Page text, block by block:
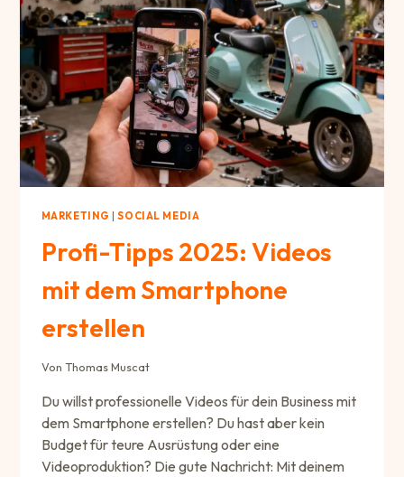
SELBST
DIE
NEGATIVEN
MARKETING |SOCIAL MEDIA
Profi-Tipps 2025: Videos
mit dem Smartphone
erstellen
Von Thomas Muscat
Du willst professionelle Videos für dein Business mit
dem Smartphone erstellen? Du hast aber kein
Budget für teure Ausrüstung oder eine
Videoproduktion? Die gute Nachricht: Mit deinem